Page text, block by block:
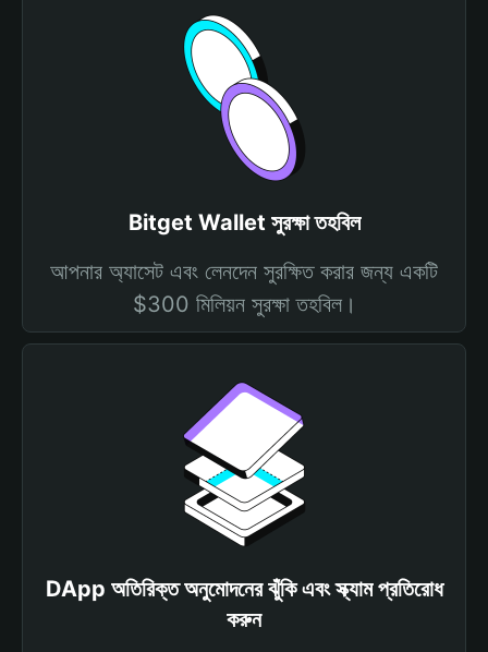
Bitget Wallet সুরক্ষা তহবিল
আপনার অ্যাসেট এবং লেনদেন সুরক্ষিত করার জন্য একটি
$300 মিলিয়ন সুরক্ষা তহবিল।
DApp অতিরিক্ত অনুমোদনের ঝুঁকি এবং স্ক্যাম প্রতিরোধ
করুন